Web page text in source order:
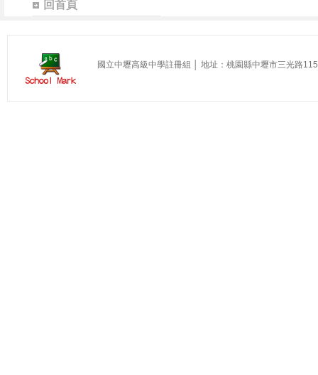
回首頁
國立中壢高級中學註冊組 │ 地址：桃園縣中壢市三光路